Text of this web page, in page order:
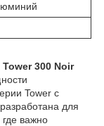
300 Noir
Tower с
для
важно